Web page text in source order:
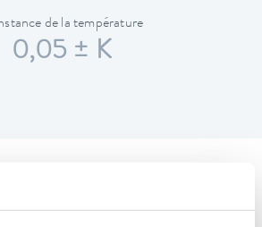
de la température
0,05 ± K
techniques
12876)